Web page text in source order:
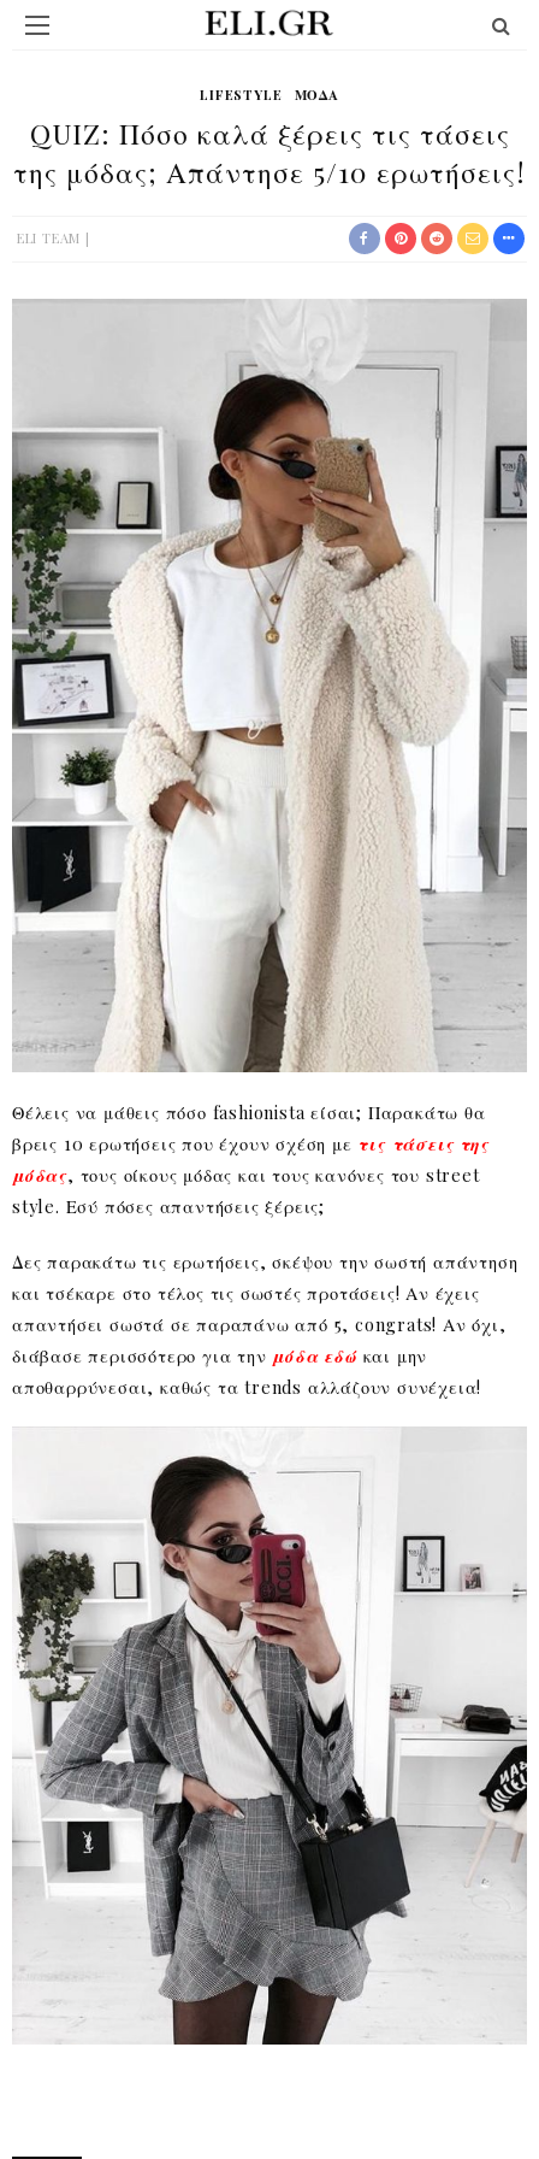
LIFESTYLE ΜΟΔΑ
QUIZ: Πόσο καλά ξέρεις τις τάσεις
της μόδας; Απάντησε 5/10 ερωτήσεις!
ELI TEAM
Θέλεις να μάθεις πόσο fashionista είσαι; Παρακάτω θα
βρεις 10 ερωτήσεις που έχουν σχέση με τις τάσεις της
μόδας, τους οίκους μόδας και τους κανόνες του street
style. Εσύ πόσες απαντήσεις ξέρεις;
Δες παρακάτω τις ερωτήσεις, σκέψου την σωστή απάντηση
και τσέκαρε στο τέλος τις σωστές προτάσεις! Αν έχεις
απαντήσει σωστά σε παραπάνω από 5, congrats! Αν όχι,
διάβασε περισσότερο για την μόδα εδώκαι μην
αποθαρρύνεσαι, καθώς τα trends αλλάζουν συνέχεια!